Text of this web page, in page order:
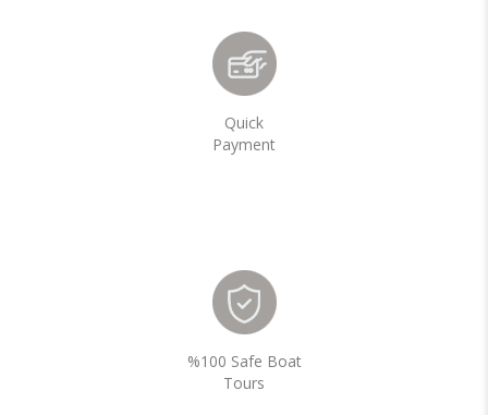
Quick
Payment
%100 Safe Boat
Tours